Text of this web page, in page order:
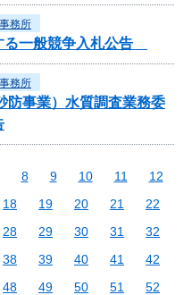
務所
る一般競争入札公告
務所
防事業）水質調査業務委
8 9 10 11
12
18 19 20 21
22
28 29 30 31
32
38 39 40 41
42
48 49 50 51
52